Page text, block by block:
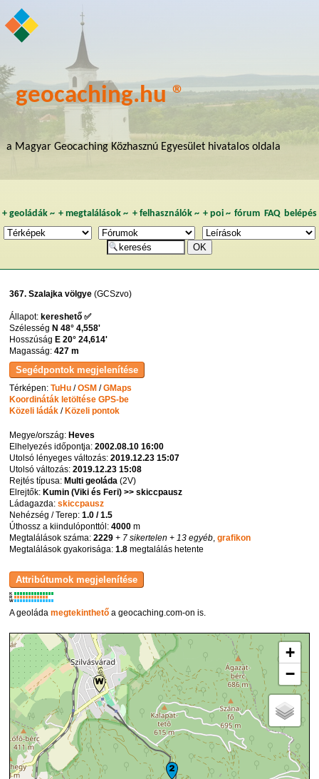
geocaching.hu ®
a Magyar Geocaching Közhasznú Egyesület hivatalos oldala
+ geoládák~ +megtalálások ~ + felhasználók~ + poi~ fórum FAQ belépés
367. Szalajka völgye (GCSzvo)
Állapot: kereshető ✅
Szélesség N 48° 4,558'
Hosszúság E 20° 24,614'
Magasság:427 m
Térképen:TuHu /OSM /GMaps
Koordináták letöltése GPS-be
Közeli ládák /Közeli pontok
Megye/ország:Heves
Elhelyezés időpontja:2002.08.10 16:00
Utolsó lényeges változás:2019.12.23 15:07
Utolsó változás:2019.12.23 15:08
Rejtés típusa:Multi geoláda (2V)
Elrejtők:Kumin (Viki és Feri) >> skiccpausz
Ládagazda:skiccpausz
Nehézség / Terep:1.0 / 1.5
Úthossz a kiindulóponttól:4000 m
Megtalálások száma:2229 + 7 sikertelen + 13 egyéb ,grafikon
Megtalálások gyakorisága:1.8 megtalálás hetente
K
R
W
A geoládamegtekinthető a geocaching.com-on is.
+
−